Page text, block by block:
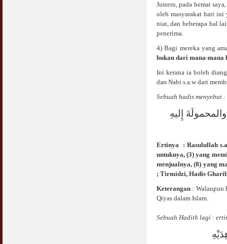
Justeru, pada hemat
oleh masyarakat hari ini
niat, dan beberapa hal
penerima.
4) Bagi mereka yang
bukan dari mana-mana
Ini kerana ia boleh
dan Nabi s.a.w dari
Sebuah hadis menyebut :
إِليهِ
Ertinya : Rasulullah
untuknya, (3) yang
menjualnya, (8) yang
; Tirmidzi, Hadis
Keterangan: Walaupun
Qiyas dalam Islam.
Sebuah Hadith lagi :